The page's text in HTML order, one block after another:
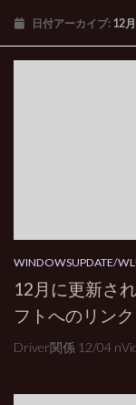
日付アーカイブ: 12
WINDOWSUPDATE/
12月に更新さ
フトへのリンク
Driver関係 12/04